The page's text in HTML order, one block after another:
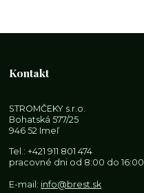
Kontakt
STROMČEKY s.r.o.
Bohatská 577/25
946 52 Imeľ
Tel.:+421 911 801 474
pracovné dni od 8:00 do 16:00
E-mail: info@brest.sk